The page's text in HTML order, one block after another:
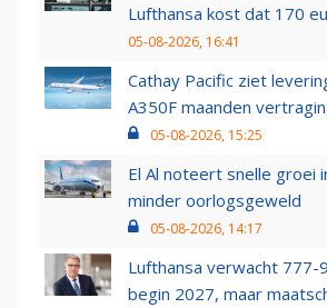
Lufthansa kost dat 170
05-08-2026, 16:41
Cathay Pacific ziet
A350F maanden
05-08-2026, 15:25
El Al noteert snelle groei
minder oorlogsgeweld
05-08-2026, 14:17
Lufthansa verwacht 777-
begin 2027, maar